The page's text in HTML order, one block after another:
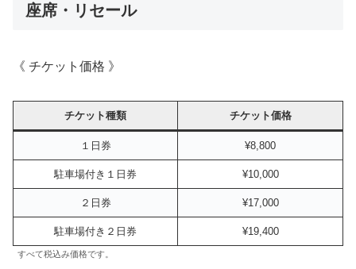
座席・リセール
《 チケット価格 》
チケット種類 チケット価格
１日券 ¥8,800
駐車場付き１日券 ¥10,000
２日券 ¥17,000
駐車場付き２日券 ¥19,400
すべて税込み価格です。